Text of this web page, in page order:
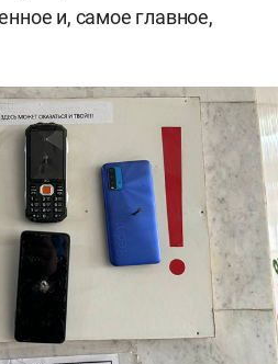
и, самое главное,